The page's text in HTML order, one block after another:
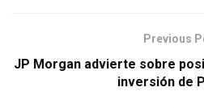
Previous
JP Morgan advierte sobre
inversión de